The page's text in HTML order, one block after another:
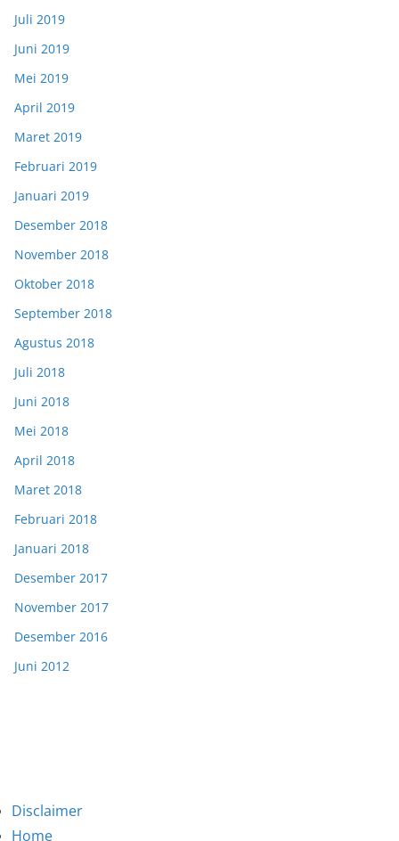
Juli 2019
Juni 2019
Mei 2019
April 2019
Maret 2019
Februari 2019
Januari 2019
Desember 2018
November 2018
Oktober 2018
September 2018
Agustus 2018
Juli 2018
Juni 2018
Mei 2018
April 2018
Maret 2018
Februari 2018
Januari 2018
Desember 2017
November 2017
Desember 2016
Juni 2012
Disclaimer
Home